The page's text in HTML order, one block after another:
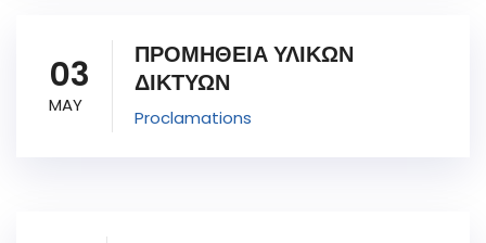
03
MAY
ΠΡΟΜΗΘΕΙΑ ΥΛΙΚΩΝ
ΔΙΚΤΥΩΝ
Proclamations